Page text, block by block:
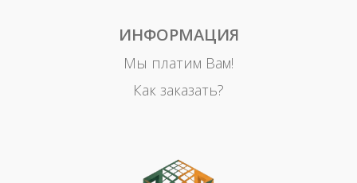
ИНФОРМАЦИЯ
Мы платим Вам!
Как заказать?